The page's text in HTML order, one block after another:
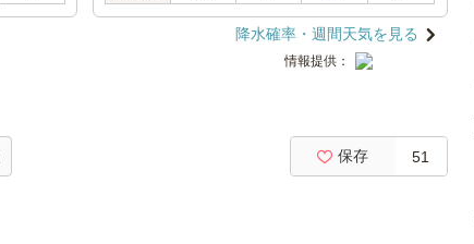
降水確率・週間天気を見る
情報提供：
保存 51